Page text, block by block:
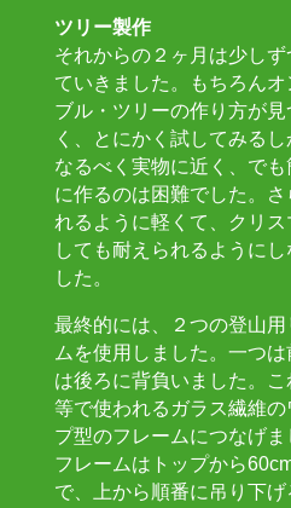
ツリー製作
それからの２ヶ月は少し
ていきました。もちろん
ブル・ツリーの作り方が
く、とにかく試してみるし
なるべく実物に近く、で
に作るのは困難でした。
れるように軽くて、クリ
しても耐えられるように
した。
最終的には、２つの登山
ムを使用しました。一つ
は後ろに背負いました。
等で使われるガラス繊維
プ型のフレームにつなげ
フレームはトップから
で、上から順番に吊り下